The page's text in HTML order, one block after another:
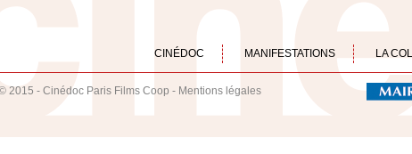
CINÉDOC MANIFESTATIONS LA
2015 - Cinédoc Paris Films Coop - Mentions légales